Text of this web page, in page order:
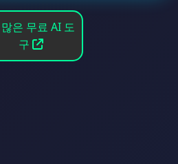
은 무료 AI 도
구